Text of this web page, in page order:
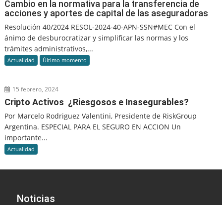
Cambio en la normativa para la transferencia de
acciones y aportes de capital de las aseguradoras
Resolución 40/2024 RESOL-2024-40-APN-SSN#MEC Con el
ánimo de desburocratizar y simplificar las normas y los
trámites administrativos,...
Actualidad Último momento
15 febrero, 2024
Cripto Activos ¿Riesgosos e Inasegurables?
Por Marcelo Rodriguez Valentini, Presidente de RiskGroup
Argentina. ESPECIAL PARA EL SEGURO EN ACCION Un
importante...
Actualidad
Noticias